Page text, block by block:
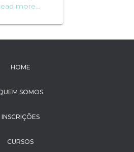
more…
HOME
SOMOS
INSCRIÇÕES
CURSOS